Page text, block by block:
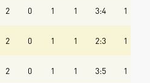
2 0 1 1 3:4 1
2 0 1 1 2:3 1
2 0 1 1 3:5 1